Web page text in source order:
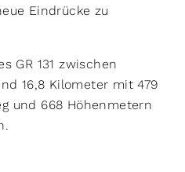
Eindrücke zu
GR 131 zwischen
16,8 Kilometer mit 479
und 668 Höhenmetern